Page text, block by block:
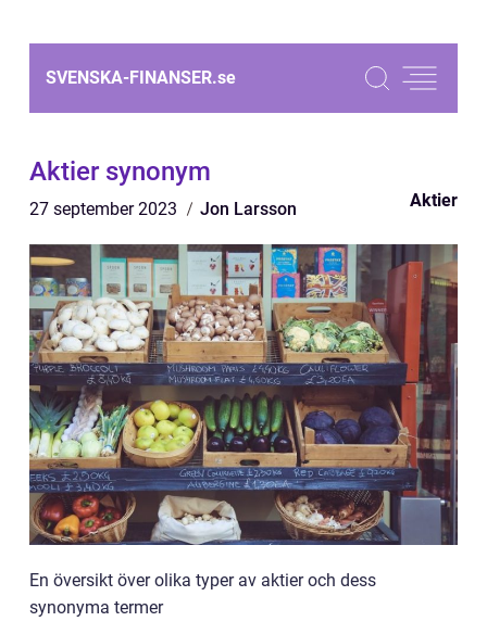
SVENSKA-FINANSER.se
Aktier synonym
27 september 2023 Jon Larsson Aktier
En översikt över olika typer av aktier och dess
synonyma termer